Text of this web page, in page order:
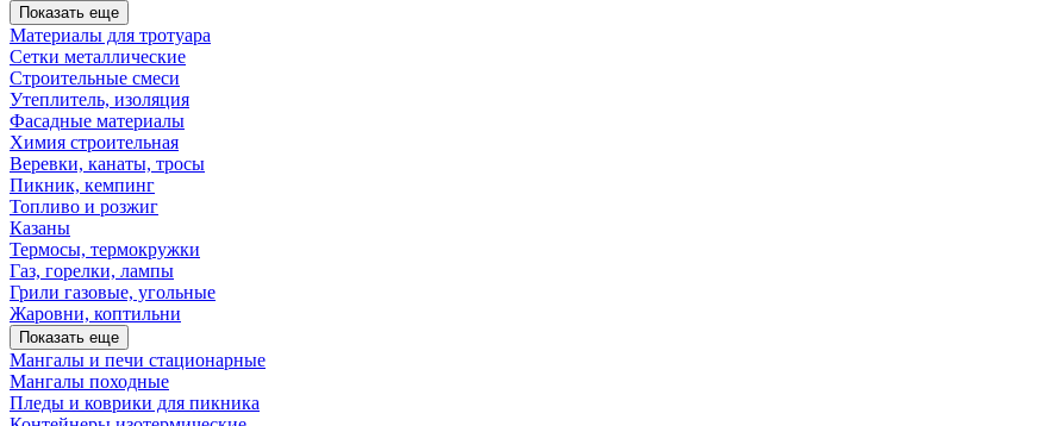
Показать еще
Материалы для тротуара
Сетки металлические
Строительные смеси
Утеплитель, изоляция
Фасадные материалы
Химия строительная
Веревки, канаты, тросы
Пикник, кемпинг
Топливо и розжиг
Казаны
Термосы, термокружки
Газ, горелки, лампы
Грили газовые, угольные
Жаровни, коптильни
Показать еще
Мангалы и печи стационарные
Мангалы походные
Пледы и коврики для пикника